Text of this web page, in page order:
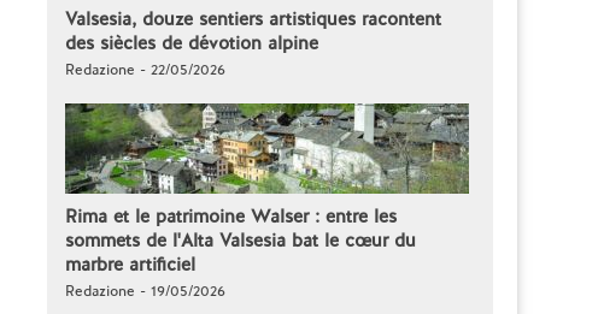
Valsesia, douze sentiers artistiques racontent
des siècles de dévotion alpine
Redazione - 22/05/2026
Rima et le patrimoine Walser : entre les
sommets de l'Alta Valsesia bat le cœur du
marbre artificiel
Redazione - 19/05/2026